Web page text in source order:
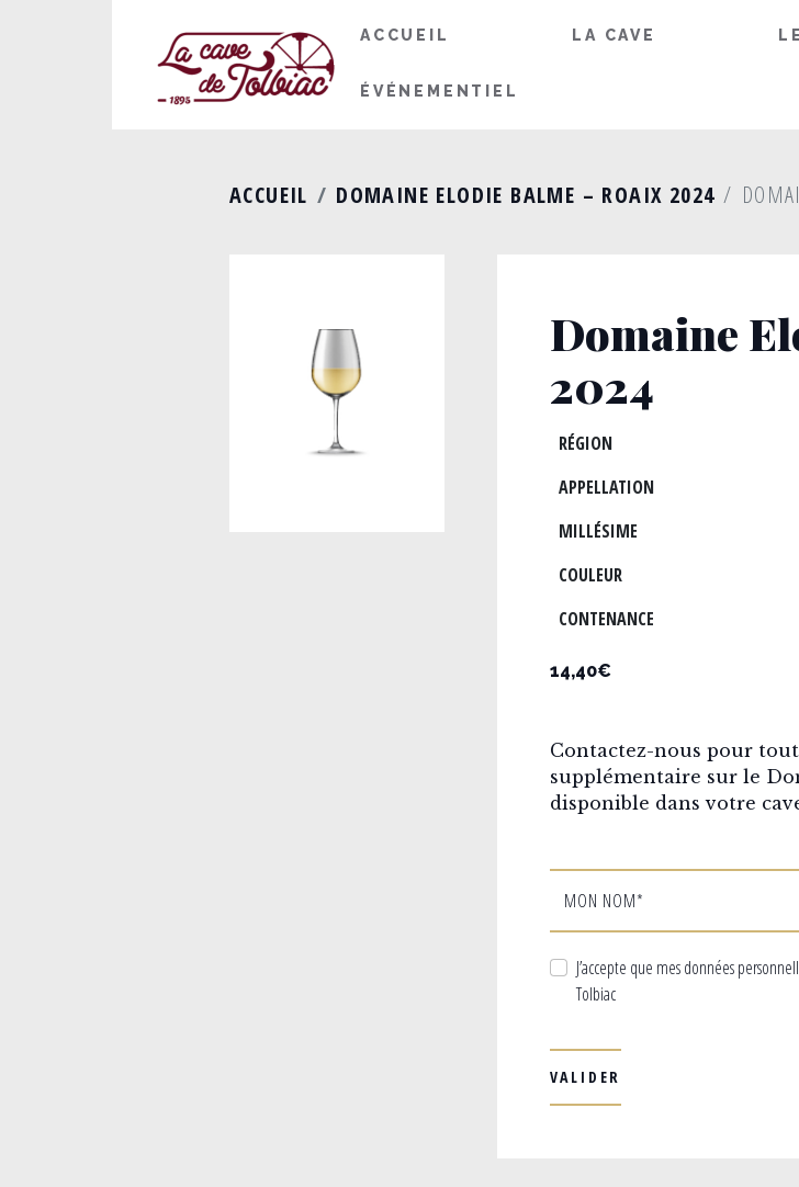
ACCUEIL LA CAVE
ÉVÉNEMENTIEL
ACCUEIL DOMAINE ELODIE BALME – ROAIX 2024
Domaine
2024
RÉGION
APPELLATION
MILLÉSIME
COULEUR
CONTENANCE
14,40€
Contactez-nous pour
supplémentaire sur le
disponible dans votre
MON NOM*
J’accepte que mes données
Tolbiac